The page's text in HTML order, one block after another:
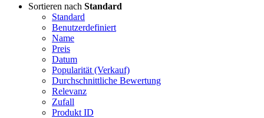
Sortieren nach Standard
Standard
Benutzerdefiniert
Name
Preis
Datum
Popularität (Verkauf)
Durchschnittliche Bewertung
Relevanz
Zufall
Produkt ID